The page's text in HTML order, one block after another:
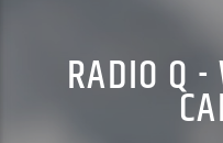
RADIO Q